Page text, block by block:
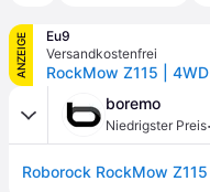
ANZEIGE
Eu9
Versandkostenfrei
boremo
Niedrigster Preis·
Roborock RockMow